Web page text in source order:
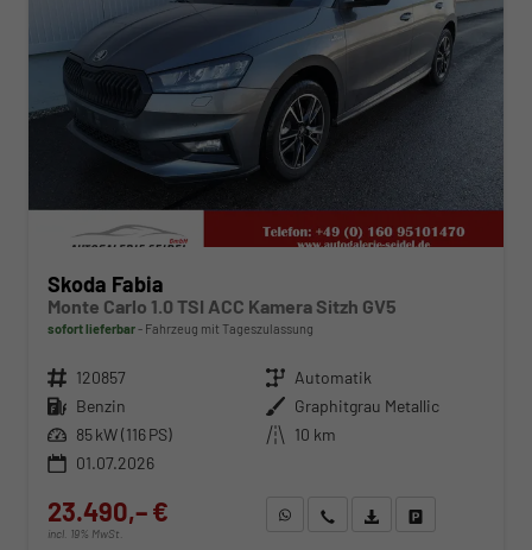
Skoda Fabia
Monte Carlo 1.0 TSI ACC Kamera Sitzh GV5
sofort lieferbar Fahrzeug mit Tageszulassung
Fahrzeugnr. 120857 Getriebe Automatik
Kraftstoff Benzin Außenfarbe Graphitgrau Metallic
Leistung 85 kW (116 PS) Kilometerstand 10 km
01.07.2026
23.490,– €
incl. 19% MwSt.
WhatsApp anfragen
Wir rufen Sie anFahrzeugexposé (PDF)